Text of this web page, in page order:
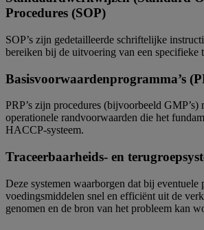
Procedures (SOP)
SOP’s zijn gedetailleerde schriftelijke
bereiken bij de uitvoering van een specifieke
Basisvoorwaardenprogramma’s
PRP’s zijn procedures (bijvoorbeeld GMP’s)
operationele randvoorwaarden die het
HACCP-systeem.
Traceerbaarheids- en
Deze systemen waarborgen dat bij eventuele
voedingsmiddelen snel en efficiënt uit de
genomen en de bron van het probleem kan